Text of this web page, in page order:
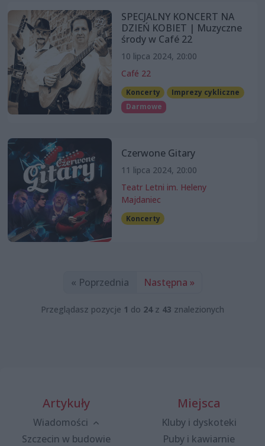
SPECJALNY KONCERT NA
DZIEŃ KOBIET | Muzyczne
środy w Café 22
10 lipca 2024, 20:00
Café 22
Koncerty
Imprezy cykliczne
Darmowe
Czerwone Gitary
11 lipca 2024, 20:00
Teatr Letni im. Heleny
Majdaniec
Koncerty
« Poprzednia Następna »
Przeglądasz pozycje 1 do 24z 43 znalezionych
Artykuły
Wiadomości
Szczecin w budowie
Miejsca
Kluby i dyskoteki
Puby i kawiarnie